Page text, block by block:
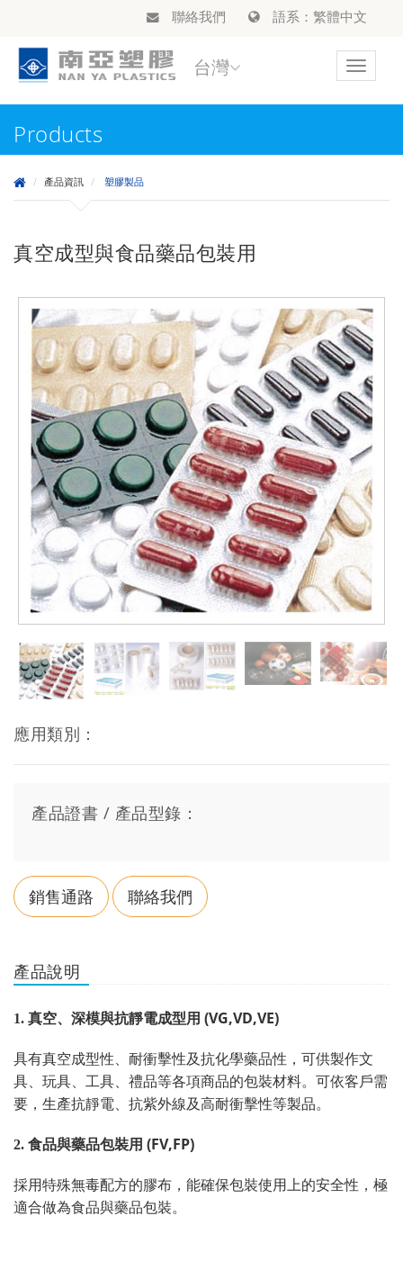
聯絡我們 語系：繁體中文
Toggle
台灣
Products
產品資訊 塑膠製品
真空成型與食品藥品包裝用
應用類別：
產品證書 / 產品型錄：
銷售通路 聯絡我們
產品說明
1. 真空、深模與抗靜電成型用 (VG,VD,VE)
具有真空成型性、耐衝擊性及抗化學藥品性，可供製作文
具、玩具、工具、禮品等各項商品的包裝材料。可依客戶需
要，生產抗靜電、抗紫外線及高耐衝擊性等製品。
2. 食品與藥品包裝用 (FV,FP)
採用特殊無毒配方的膠布，能確保包裝使用上的安全性，極
適合做為食品與藥品包裝。